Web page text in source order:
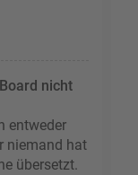
nicht
entweder
niemand hat
übersetzt.